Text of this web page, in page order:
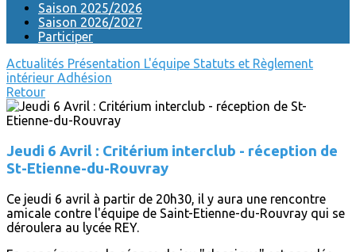
Saison 2025/2026
Saison 2026/2027
Participer
Actualités Présentation L'équipe Statuts et Règlement
intérieur Adhésion
Retour
Jeudi 6 Avril : Critérium interclub - réception de
St-Etienne-du-Rouvray
Ce jeudi 6 avril à partir de 20h30, il y aura une rencontre
amicale contre l'équipe de Saint-Etienne-du-Rouvray qui se
déroulera au lycée REY.